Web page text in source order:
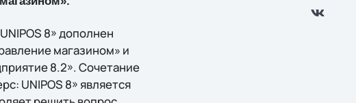
8» дополнен
магазином» и
8.2». Сочетание
UNIPOS 8» является